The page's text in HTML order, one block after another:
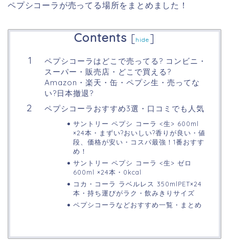
ペプシコーラが売ってる場所をまとめました！
Contents [hide ]
ペプシコーラはどこで売ってる? コンビニ・
スーパー・販売店・どこで買える?
Amazon・楽天・缶・ペプシ生・売ってな
い?日本撤退?
ペプシコーラおすすめ3選・口コミでも人気
サントリー ペプシ コーラ <生> 600ml
×24本・まずい?おいしい?香りが良い・値
段、価格が安い・コスパ最強！1番おすす
め！
サントリー ペプシ コーラ <生> ゼロ
600ml ×24本・0kcal
コカ・コーラ ラベルレス 350mlPET×24
本・持ち運びがラク・飲みきりサイズ
ペプシコーラなどおすすめ一覧・まとめ